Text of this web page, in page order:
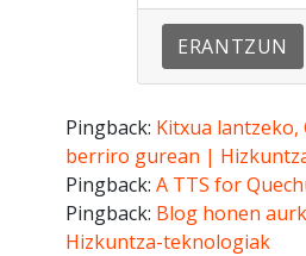
ERANTZUN
Pingback: Kitxua
berriro gurean |
Pingback: A TTS for
Pingback: Blog honen
Hizkuntza-teknologiak